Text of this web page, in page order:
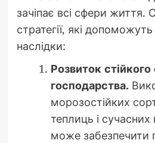
зачіпає всі сфери життя.
стратегії, які
наслідки:
Розвиток стійкого
господарства.
морозостійких
теплиць і сучасних
може забезпечити